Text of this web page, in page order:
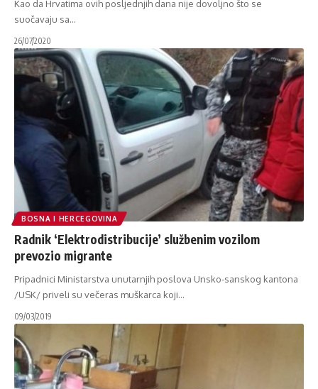
Kao da Hrvatima ovih posljednjih dana nije dovoljno što se
suočavaju sa…
26/07/2020
BOSNA I HERCEGOVINA
Radnik ‘Elektrodistribucije’ službenim vozilom
prevozio migrante
Pripadnici Ministarstva unutarnjih poslova Unsko-sanskog kantona
/USK/ priveli su večeras muškarca koji…
09/03/2019